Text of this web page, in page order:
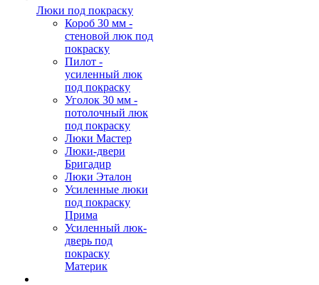
Люки под покраску
Короб 30 мм -
стеновой люк под
покраску
Пилот -
усиленный люк
под покраску
Уголок 30 мм -
потолочный люк
под покраску
Люки Мастер
Люки-двери
Бригадир
Люки Эталон
Усиленные люки
под покраску
Прима
Усиленный люк-
дверь под
покраску
Материк